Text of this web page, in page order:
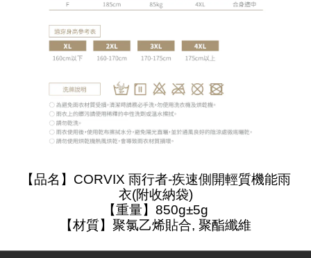
【品名】CORVIX 雨行者-疾速側開輕質機能雨
衣(附收納袋)
【重量】850g±5g
【材質】聚氯乙烯貼合, 聚酯纖維